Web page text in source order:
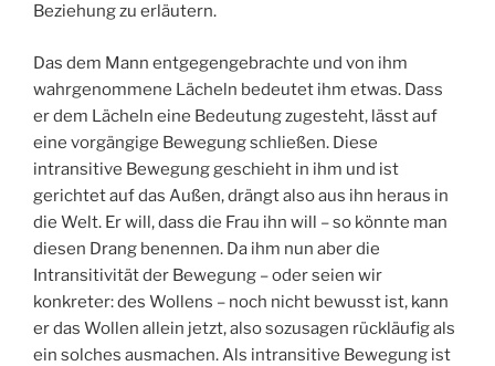
Beziehung zu erläutern.
Das dem Mann entgegengebrachte und von ihm
wahrgenommene Lächeln bedeutet ihm etwas. Dass
er dem Lächeln eine Bedeutung zugesteht, lässt auf
eine vorgängige Bewegung schließen. Diese
intransitive Bewegung geschieht in ihm und ist
gerichtet auf das Außen, drängt also aus ihn heraus in
die Welt. Er will, dass die Frau ihn will – so könnte man
diesen Drang benennen. Da ihm nun aber die
Intransitivität der Bewegung – oder seien wir
konkreter: des Wollens – noch nicht bewusst ist, kann
er das Wollen allein jetzt, also sozusagen rückläufig als
ein solches ausmachen. Als intransitive Bewegung ist